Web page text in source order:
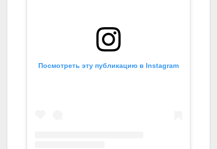
Посмотреть эту публикацию в Instagram